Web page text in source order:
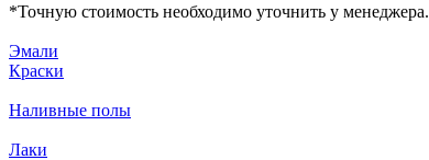
*Точную стоимость необходимо уточнить у менеджера.
Эмали
Краски
Наливные полы
Лаки